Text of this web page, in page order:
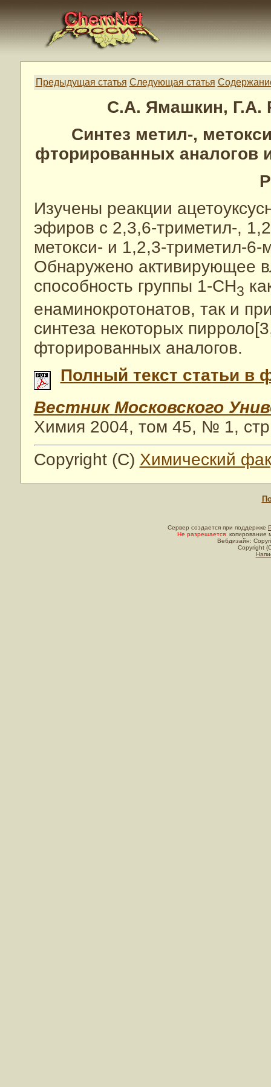
Предыдущая статья Следующая статья
С.А. Ямашкин, Г.А.
Синтез метил-,
фторированных аналогов
Изучены реакции
эфиров с 2,3,6-триметил-,
метокси- и 1,2,3-триметил-
Обнаружено активирующее
способность группы 1-СН3
енаминокротонатов, так и
синтеза некоторых
фторированных аналогов.
Полный текст статьи в
Вестник Московского
Химия 2004, том 45, № 1,
Copyright (C) Химический
Сервер создается при поддержке
Не разрешается копирование
Вебдизайн:
Copyright